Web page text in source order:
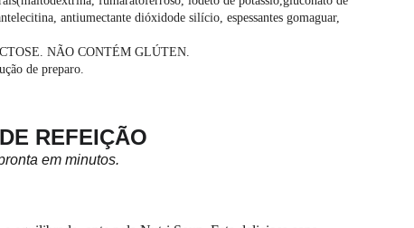
antiumectante dióxidode silício, espessantes gomaguar,
NÃO CONTÉM GLÚTEN.
de preparo.
REFEIÇÃO
em minutos.